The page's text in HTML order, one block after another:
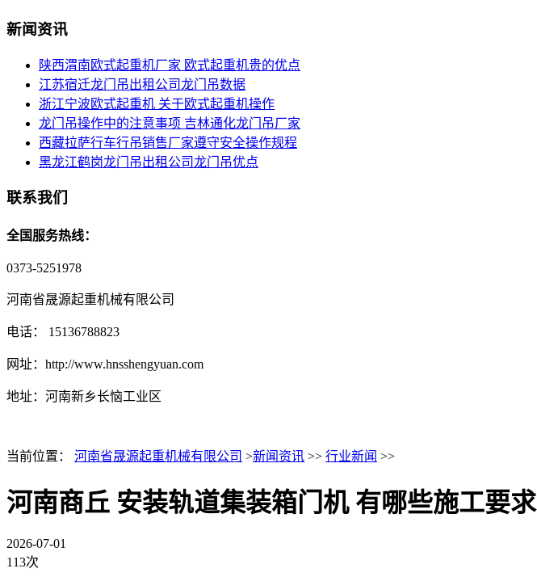
新闻资讯
陕西渭南欧式起重机厂家 欧式起重机贵的优点
江苏宿迁龙门吊出租公司龙门吊数据
浙江宁波欧式起重机 关于欧式起重机操作
龙门吊操作中的注意事项 吉林通化龙门吊厂家
西藏拉萨行车行吊销售厂家遵守安全操作规程
黑龙江鹤岗龙门吊出租公司龙门吊优点
联系我们
全国服务热线：
0373-5251978
河南省晟源起重机械有限公司
电话： 15136788823
网址：http://www.hnsshengyuan.com
地址： 河南新乡长恼工业区
当前位置： 河南省晟源起重机械有限公司 >新闻资讯 >> 行业新闻 >>
河南商丘 安装轨道集装箱门机 有哪些施工要求
2026-07-01
113次